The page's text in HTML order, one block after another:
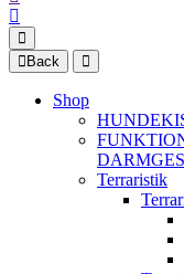
Back
Shop
Terraristik